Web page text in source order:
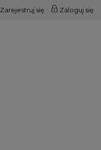
Zarejestruj się Zaloguj się